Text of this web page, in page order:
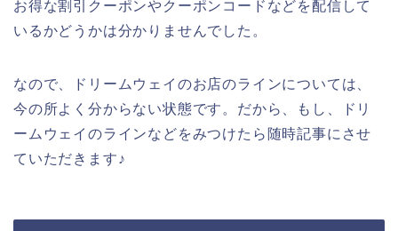
お得な割引クーポンやクーポンコードなどを配信して
いるかどうかは分かりませんでした。
なので、ドリームウェイのお店のラインについては、
今の所よく分からない状態です。だから、もし、ドリ
ームウェイのラインなどをみつけたら随時記事にさせ
ていただきます♪